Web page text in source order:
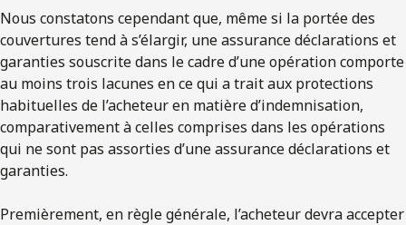
Nous constatons cependant que, même si la portée des
couvertures tend à s’élargir, une assurance déclarations et
garanties souscrite dans le cadre d’une opération comporte
au moins trois lacunes en ce qui a trait aux protections
habituelles de l’acheteur en matière d’indemnisation,
comparativement à celles comprises dans les opérations
qui ne sont pas assorties d’une assurance déclarations et
garanties.
Premièrement, en règle générale, l’acheteur devra accepter